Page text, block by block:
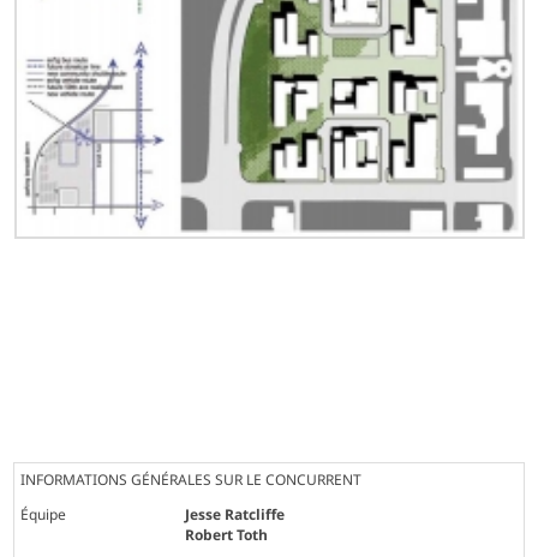
INFORMATIONS GÉNÉRALES SUR LE CONCURRENT
Équipe
Jesse Ratcliffe
Robert Toth